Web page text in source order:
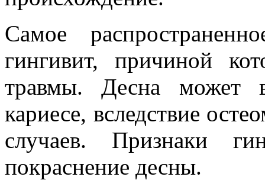
Самое
гингивит, причиной
травмы. Десна может
кариесе, вследствие
случаев. Признаки
покраснение десны.